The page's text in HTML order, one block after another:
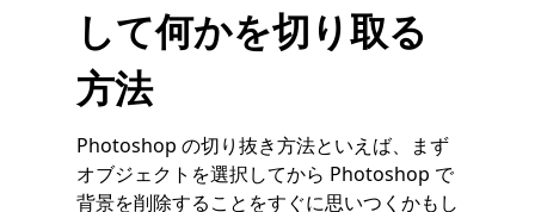
して何かを切り取る
方法
Photoshop の切り抜き方法といえば、まず
オブジェクトを選択してから Photoshop で
背景を削除することをすぐに思いつくかもし